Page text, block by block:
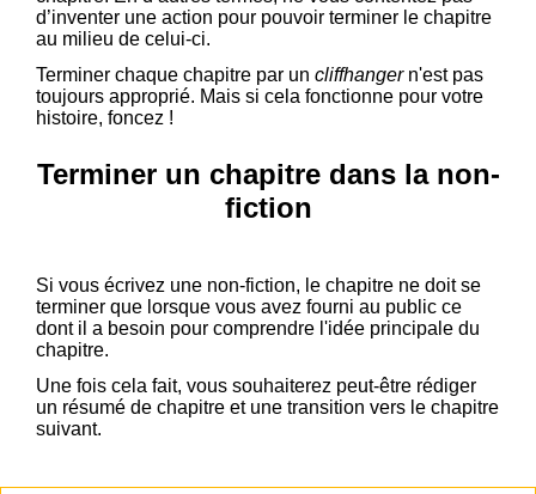
d’inventer une action pour pouvoir terminer le chapitre
au milieu de celui-ci.
Terminer chaque chapitre par un cliffhangern'est pas
toujours approprié. Mais si cela fonctionne pour votre
histoire, foncez !
Terminer un chapitre dans la non-
fiction
Si vous écrivez une non-fiction, le chapitre ne doit se
terminer que lorsque vous avez fourni au public ce
dont il a besoin pour comprendre l'idée principale du
chapitre.
Une fois cela fait, vous souhaiterez peut-être rédiger
un résumé de chapitre et une transition vers le chapitre
suivant.